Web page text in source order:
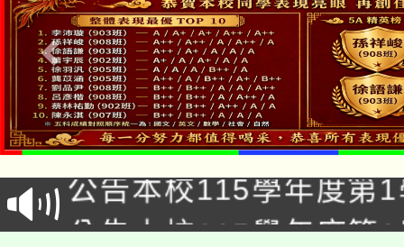
「2026金融保險知識
車」活動
桃園市115學年度學生
生本土語及新住民語歌
公告本校115學年度第
代理(課)教師甄選結果(
公告本校115學年度第